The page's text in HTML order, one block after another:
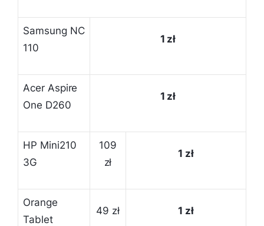
Samsung NC
110
1 zł
Acer Aspire
One D260
1 zł
HP Mini210
3G
109
zł
1 zł
Orange
Tablet
49 zł 1 zł